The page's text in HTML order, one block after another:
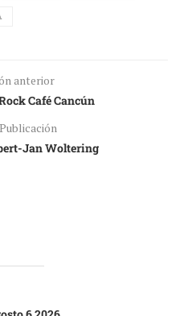
anterior
Café Cancún
Jan Woltering